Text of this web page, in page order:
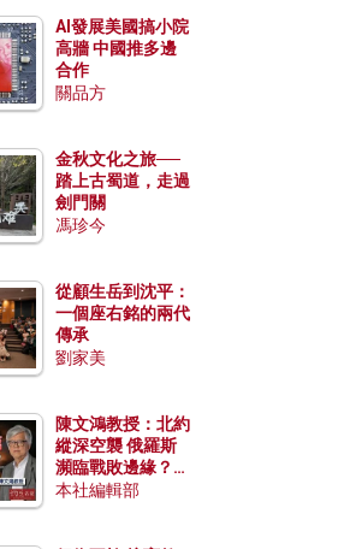
AI發展美國搞小院
高牆 中國推多邊
合作
關品方
金秋文化之旅──
踏上古蜀道，走過
劍門關
馮珍今
從顧生岳到沈平：
一個座右銘的兩代
傳承
劉家美
陳文鴻教授：北約
縱深空襲 俄羅斯
瀕臨戰敗邊緣？中
國零部件能左右戰
本社編輯部